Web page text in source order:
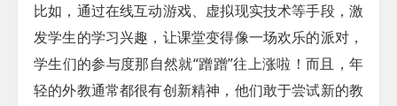
比如，通过在线互动游戏、虚拟现实技术等手段，激
发学生的学习兴趣，让课堂变得像一场欢乐的派对，
学生们的参与度那自然就“蹭蹭”往上涨啦！而且，年
轻的外教通常都很有创新精神，他们敢于尝试新的教